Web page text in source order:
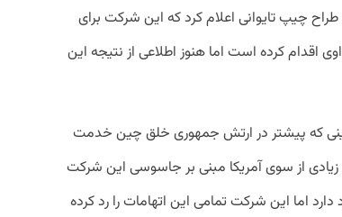
چیپ تایوانی اعلام کرد که این شرکت برای
اقدام کرده است اما هنوز اطلاعی از نتیجه این
مهندسی چینی که پیشتر در ارتش جمهوری خلق چین خدمت
زیادی از سوی آمریکا مبنی بر جاسوسی این شرکت
اما این شرکت تمامی این اتهامات را رد کرده